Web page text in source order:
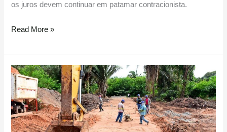
os juros devem continuar em patamar contracionista.
Read More »
Obras
de
infraestrutura
são
esperança